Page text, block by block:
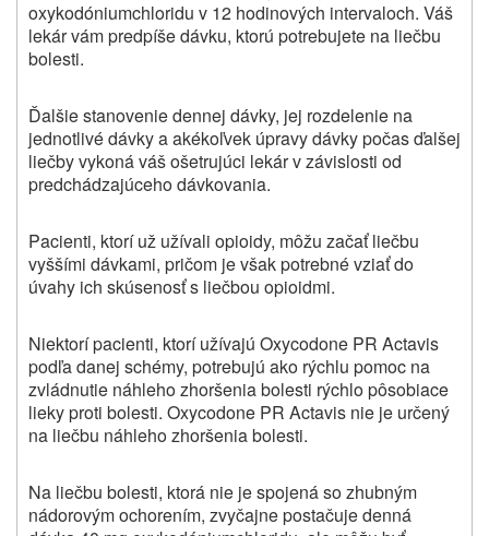
oxykodóniumchloridu v 12 hodinových intervaloch. Váš
lekár vám predpíše dávku, ktorú potrebujete na liečbu
bolesti.
Ďalšie stanovenie dennej dávky, jej rozdelenie na
jednotlivé dávky a akékoľvek úpravy dávky počas ďalšej
liečby vykoná váš ošetrujúci lekár v závislosti od
predchádzajúceho dávkovania.
Pacienti, ktorí už užívali opioidy, môžu začať liečbu
vyššími dávkami, pričom je však potrebné vziať do
úvahy ich skúsenosť s liečbou opioidmi.
Niektorí pacienti, ktorí užívajú Oxycodone PR Actavis
podľa danej schémy, potrebujú ako rýchlu pomoc na
zvládnutie náhleho zhoršenia bolesti rýchlo pôsobiace
lieky proti bolesti. Oxycodone PR Actavis nie je určený
na liečbu náhleho zhoršenia bolesti.
Na liečbu bolesti, ktorá nie je spojená so zhubným
nádorovým ochorením, zvyčajne postačuje denná